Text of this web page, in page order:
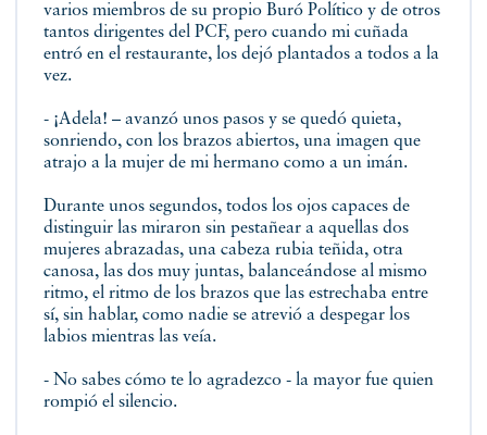
varios miembros de su propio Buró Político y de otros
tantos dirigentes del PCF, pero cuando mi cuñada
entró en el restaurante, los dejó plantados a todos a la
vez.
- ¡Adela! – avanzó unos pasos y se quedó quieta,
sonriendo, con los brazos abiertos, una imagen que
atrajo a la mujer de mi hermano como a un imán.
Durante unos segundos, todos los ojos capaces de
distinguir las miraron sin pestañear a aquellas dos
mujeres abrazadas, una cabeza rubia teñida, otra
canosa, las dos muy juntas, balanceándose al mismo
ritmo, el ritmo de los brazos que las estrechaba entre
sí, sin hablar, como nadie se atrevió a despegar los
labios mientras las veía.
- No sabes cómo te lo agradezco - la mayor fue quien
rompió el silencio.